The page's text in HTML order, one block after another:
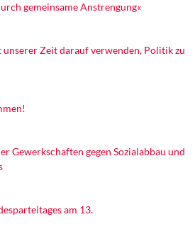
gemeinsame Anstrengung«
unserer Zeit darauf verwenden, Politik zu
Gewerkschaften gegen Sozialabbau und
am 13.